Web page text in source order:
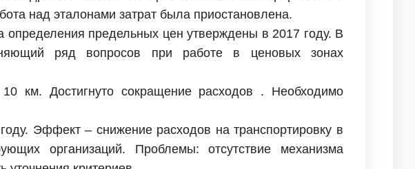
над эталонами затрат была приостановлена.
определения предельных цен утверждены в 2017 году. В
ряд вопросов при работе в ценовых зонах
км. Достигнуто сокращение расходов . Необходимо
Эффект – снижение расходов на транспортировку в
организаций. Проблемы: отсутствие механизма